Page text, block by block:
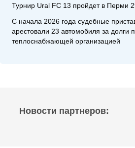
Турнир Ural FC 13 пройдет в Перми
С начала 2026 года судебные
арестовали 23 автомобиля за долги
теплоснабжающей организацией
Новости партнеров: